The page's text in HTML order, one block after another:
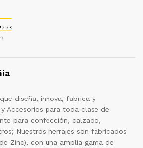
diseña, innova, fabrica y
Accesorios para toda clase de
para confección, calzado,
Nuestros herrajes son fabricados
Zinc), con una amplia gama de